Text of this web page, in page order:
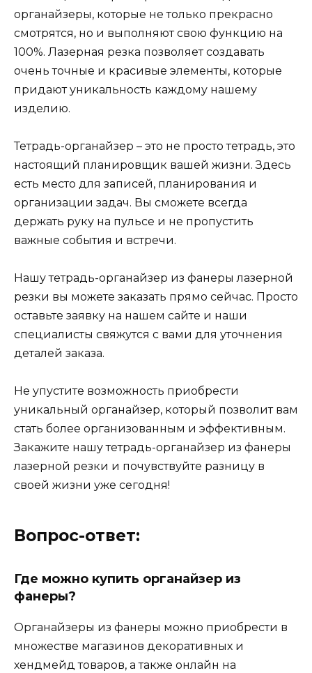
органайзеры, которые не только прекрасно
смотрятся, но и выполняют свою функцию на
100%. Лазерная резка позволяет создавать
очень точные и красивые элементы, которые
придают уникальность каждому нашему
изделию.
Тетрадь-органайзер – это не просто тетрадь, это
настоящий планировщик вашей жизни. Здесь
есть место для записей, планирования и
организации задач. Вы сможете всегда
держать руку на пульсе и не пропустить
важные события и встречи.
Нашу тетрадь-органайзер из фанеры лазерной
резки вы можете заказать прямо сейчас. Просто
оставьте заявку на нашем сайте и наши
специалисты свяжутся с вами для уточнения
деталей заказа.
Не упустите возможность приобрести
уникальный органайзер, который позволит вам
стать более организованным и эффективным.
Закажите нашу тетрадь-органайзер из фанеры
лазерной резки и почувствуйте разницу в
своей жизни уже сегодня!
Вопрос-ответ:
Где можно купить органайзер из
фанеры?
Органайзеры из фанеры можно приобрести в
множестве магазинов декоративных и
хендмейд товаров, а также онлайн на